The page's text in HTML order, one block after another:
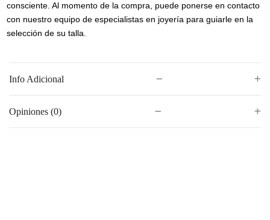
consciente. Al momento de la compra, puede ponerse en contacto
con nuestro equipo de especialistas en joyería para guiarle en la
selección de su talla.
Info Adicional
Opiniones (0)